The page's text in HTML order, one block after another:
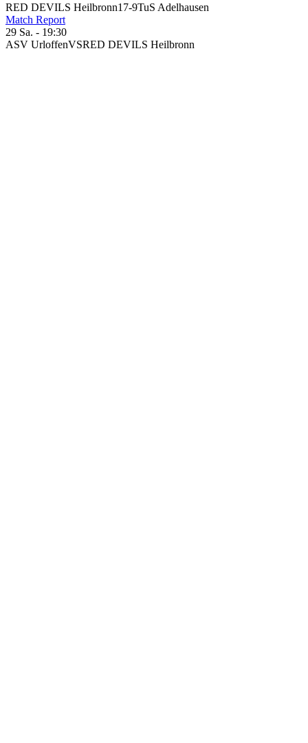
RED DEVILS Heilbronn17-9TuS Adelhausen
Match Report
29 Sa. - 19:30
ASV UrloffenVSRED DEVILS Heilbronn